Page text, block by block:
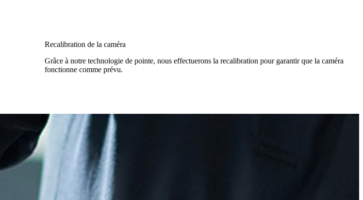
Recalibration de la caméra
Grâce à notre technologie de pointe, nous effectuerons la recalibration pour garantir que la caméra
fonctionne comme prévu.